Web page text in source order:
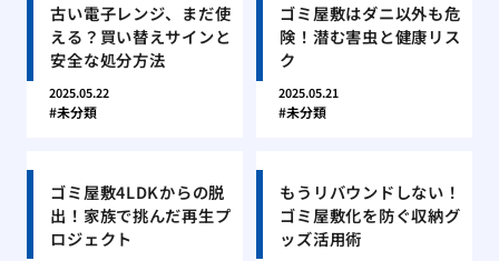
古い電子レンジ、まだ使
える？買い替えサインと
安全な処分方法
2025.05.22
未分類
ゴミ屋敷はダニ以外も危
険！潜む害虫と健康リス
ク
2025.05.21
未分類
ゴミ屋敷4LDKからの脱
出！家族で挑んだ再生プ
ロジェクト
もうリバウンドしない！
ゴミ屋敷化を防ぐ収納グ
ッズ活用術